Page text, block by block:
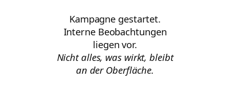
Kampagne gestartet.
Interne Beobachtungen
liegen vor.
Nicht alles, was wirkt, bleibt
an der Oberfläche.